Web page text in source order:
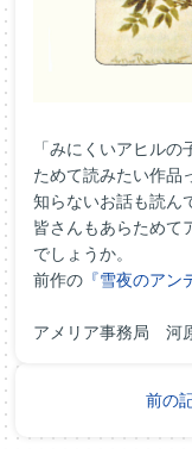
「みにくいアヒル
ためて読みたい作品
知らないお話も読ん
皆さんもあらためて
でしょうか。
前作の 『雪夜のアン
アメリア事務局 河
前の